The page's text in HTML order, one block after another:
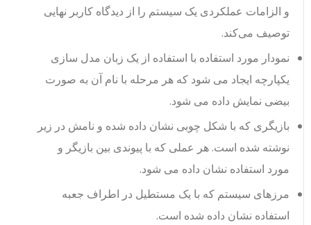
و الزامات عملکردی یک سیستم را از دیدگاه کاربر نهایی
توصیف می‌کند.
نمودار مورد استفاده با استفاده از یک زبان مدل سازی
یکپارچه ایجاد می شود که هر مرحله با نام آن به صورت
بیضی نمایش داده می شود.
بازیگری که با شکل چوبی نشان داده شده و نامش در زیر
نوشته شده است. هر عملی که با پیوندی بین بازیگر و
مورد استفاده نشان داده می شود.
مرزهای سیستم که با یک مستطیل در اطراف جعبه
استفاده نشان داده شده است.